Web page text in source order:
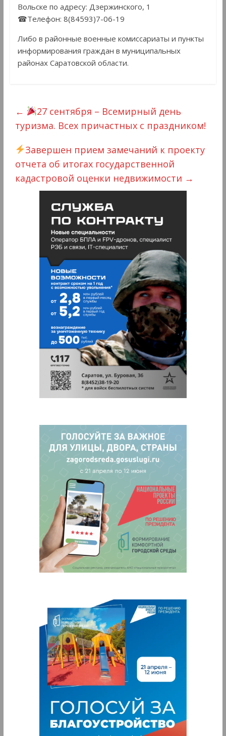
Вольске по адресу: Дзержинского, 1
☎Телефон: 8(84593)7-06-19
Либо в районные военные комиссариаты и пункты
информирования граждан в муниципальных
районах Саратовской области.
←
27 сентября – Всемирный день
туризма. Всех причастных с праздником!
Завершен прием замечаний к проекту
отчета об итогах государственной
кадастровой оценки недвижимости →